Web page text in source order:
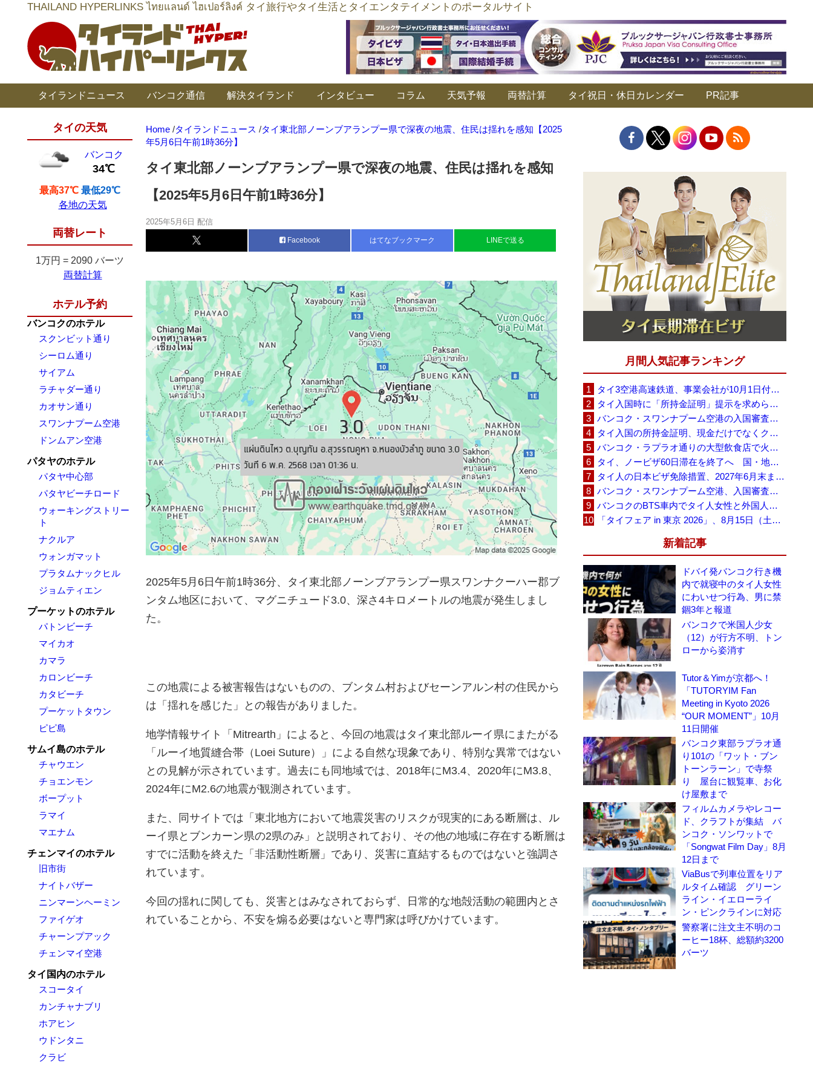
THAILAND HYPERLINKS ไทยแลนด์ ไฮเปอร์ลิงค์ タイ旅行やタイ生活とタイエンタテイメントのポータルサイト
タイランドニュース バンコク通信 解決タイランド インタビュー コラム 天気予報 両替計算 タイ祝日・休日カレンダー PR記事
タイの天気
バンコク
34℃
最高37℃ 最低29℃
各地の天気
両替レート
1万円 = 2090 バーツ
両替計算
ホテル予約
バンコクのホテル
スクンビット通り
シーロム通り
サイアム
ラチャダー通り
カオサン通り
スワンナプーム空港
ドンムアン空港
パタヤのホテル
パタヤ中心部
パタヤビーチロード
ウォーキングストリー
ト
ナクルア
ウォンガマット
プラタムナックヒル
ジョムティエン
プーケットのホテル
パトンビーチ
マイカオ
カマラ
カロンビーチ
カタビーチ
プーケットタウン
ピピ島
サムイ島のホテル
チャウエン
チョエンモン
ボープット
ラマイ
マエナム
チェンマイのホテル
旧市街
ナイトバザー
ニンマーンヘーミン
ファイゲオ
チャーンプアック
チェンマイ空港
タイ国内のホテル
スコータイ
カンチャナブリ
ホアヒン
ウドンタニ
クラビ
Home /タイランドニュース /タイ東北部ノーンブアランプー県で深夜の地震、住民は揺れを感知【2025
年5月6日午前1時36分】
タイ東北部ノーンブアランプー県で深夜の地震、住民は揺れを感知
【2025年5月6日午前1時36分】
2025年5月6日 配信
Facebook はてなブックマーク LINEで送る
2025年5月6日午前1時36分、タイ東北部ノーンブアランプー県スワンナクーハー郡ブ
ンタム地区において、マグニチュード3.0、深さ4キロメートルの地震が発生しまし
た。
この地震による被害報告はないものの、ブンタム村およびセーンアルン村の住民から
は「揺れを感じた」との報告がありました。
地学情報サイト「Mitrearth」によると、今回の地震はタイ東北部ルーイ県にまたがる
「ルーイ地質縫合帯（Loei Suture）」による自然な現象であり、特別な異常ではない
との見解が示されています。過去にも同地域では、2018年にM3.4、2020年にM3.8、
2024年にM2.6の地震が観測されています。
また、同サイトでは「東北地方において地震災害のリスクが現実的にある断層は、ル
ーイ県とブンカーン県の2県のみ」と説明されており、その他の地域に存在する断層は
すでに活動を終えた「非活動性断層」であり、災害に直結するものではないと強調さ
れています。
今回の揺れに関しても、災害とはみなされておらず、日常的な地殻活動の範囲内とさ
れていることから、不安を煽る必要はないと専門家は呼びかけています。
月間人気記事ランキング
タイ3空港高速鉄道、事業会社が10月1日付の契約終了を通知 「現時点での撤退決定ではない」
タイ入国時に「所持金証明」提示を求められる場合も、タイ政府観光庁が外国人旅行者に再周知
バンコク・スワンナプーム空港の入国審査に長蛇の列、SNSで「3～4時間待ち」との投稿が拡散
タイ入国の所持金証明、現金だけでなくクレジットカードや銀行明細も提示可能
バンコク・ラプラオ通りの大型飲食店で火災、27人死亡・多数負傷
タイ、ノービザ60日滞在を終了へ 国・地域別に30日・15日へ再編
タイ人の日本ビザ免除措置、2027年6月末まで延長 不安広がる中でひとまず安堵
バンコク・スワンナプーム空港、入国審査で2～3時間待ちの時間帯も 審査厳格化と人員不足が影響か
バンコクのBTS車内でタイ人女性と外国人学生グループが口論、騒音めぐる動画が拡散
「タイフェア in 東京 2026」、8月15日（土）・16日（日）に代々木公園で開催
新着記事
ドバイ発バンコク行き機
内で就寝中のタイ人女性
にわいせつ行為、男に禁
錮3年と報道
バンコクで米国人少女
（12）が行方不明、トン
ローから姿消す
Tutor＆Yimが京都へ！
「TUTORYIM Fan
Meeting in Kyoto 2026
“OUR MOMENT”」10月
11日開催
バンコク東部ラプラオ通
り101の「ワット・ブン
トーンラーン」で寺祭
り 屋台に観覧車、お化
け屋敷まで
フィルムカメラやレコー
ド、クラフトが集結 バ
ンコク・ソンワットで
「Songwat Film Day」8月
12日まで
ViaBusで列車位置をリア
ルタイム確認 グリーン
ライン・イエローライ
ン・ピンクラインに対応
警察署に注文主不明のコ
ーヒー18杯、総額約3200
バーツ